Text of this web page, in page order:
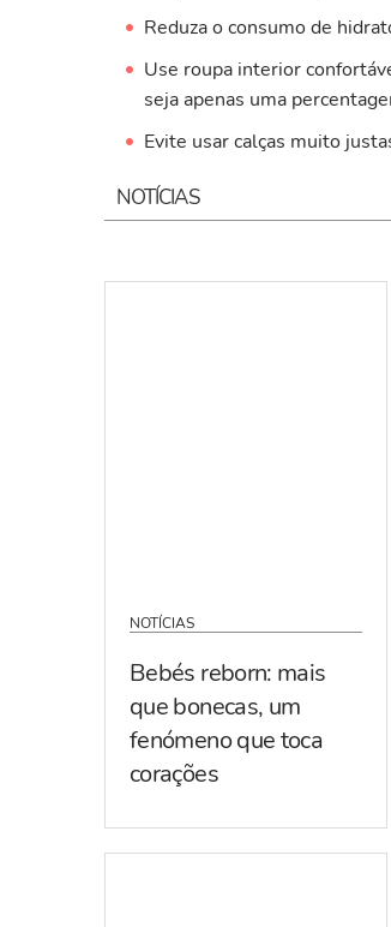
Reduza o consumo de
Use roupa interior
seja apenas uma
Evite usar calças muito
NOTÍCIAS
NOTÍCIAS
Bebés reborn: mais
que bonecas, um
fenómeno que toca
corações